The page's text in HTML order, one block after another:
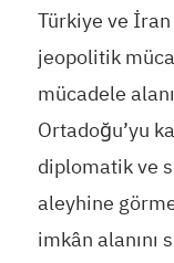
Türkiye ve İran
jeopolitik
mücadele
Ortadoğu’yu
diplomatik ve
aleyhine
imkân alanını